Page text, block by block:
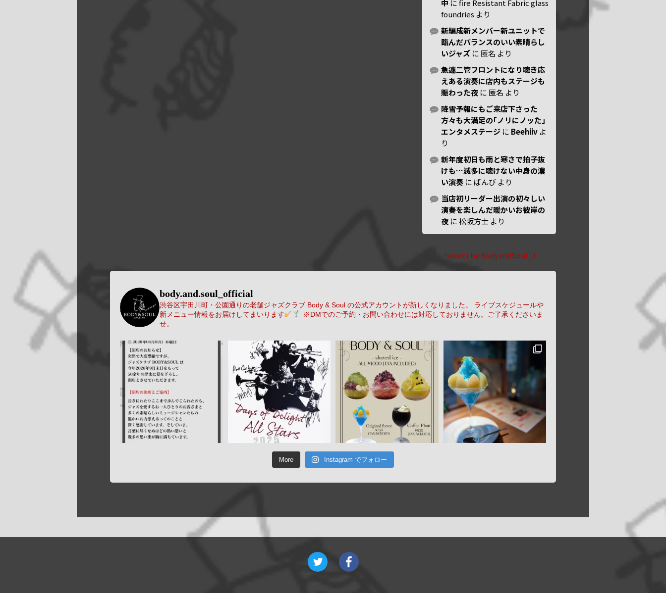
中 にfire Resistant Fabric glass
foundries より
新編成新メンバー新ユニットで
臨んだバランスのいい素晴らし
いジャズ に 匿名 より
急遽二管フロントになり聴き応
えある演奏に店内もステージも
賑わった夜 に 匿名 より
降雪予報にもご来店下さった
方々も大満足の｢ノリにノッた｣
エンタメステージ に Beehiiv よ
り
新年度初日も雨と寒さで拍子抜
けも…滅多に聴けない中身の濃
い演奏 に ばんび より
当店初リーダー出演の初々しい
演奏を楽しんだ暖かいお彼岸の
夜 に松坂方士 より
Tweets by BodyandSoul_J
body.and.soul_official
渋谷区宇田川町・公園通りの老舗ジャズクラブ Body & Soul の公式アカウントが新しくなりました。
ライブスケジュールや
新メニュー情報をお届けしてまいります
※DMでのご予約・お問い合わせには対応しておりません。ご了承くださいま
せ。
More Instagram でフォロー